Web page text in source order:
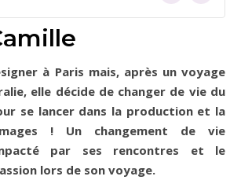
elle décide de changer de vie du
se lancer dans la production et la
! Un changement de vie
par ses rencontres et le
lors de son voyage.